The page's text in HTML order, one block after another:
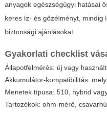
anyagok egészségügyi hatásai
keres íz- és gőzélményt, mindig
biztonsági ajánlásokat.
Gyakorlati checklist
Állapotfelmérés: új vagy
Akkumulátor-kompatibilitás:
Menetek típusa: 510, hybrid
Tartozékok: ohm-mérő,